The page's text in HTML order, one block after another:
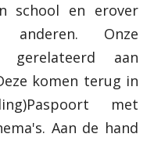
school en erover
Onze
gerelateerd aan
komen terug in
met
Aan de hand